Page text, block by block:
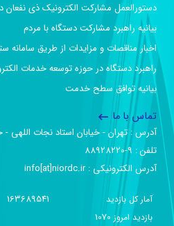
دستورالعمل مشارکت الکترونیک ذی نفعان
بیانیه راهبرد مشارکت دستگاه با مردم
اخبار مناقصات و مزایدات از طریق سامانه
راهبرد دستگاه در حوزه توسعه خدمات
بیانیه توافق سطح خدمت
تماس با ما
آدرس :‌ تهران - خیابان استاد نجات اللهی -
تلفن :‌ 9-88928220
آدرس الکترونیکی :‌ info[at]niordc.ir
آمار کل بازدید 163689541
بازديد امروز 1070